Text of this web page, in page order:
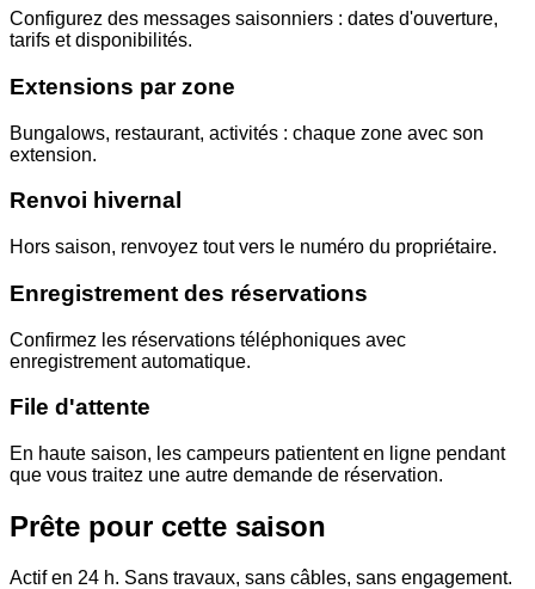
Configurez des messages saisonniers : dates d'ouverture,
tarifs et disponibilités.
Extensions par zone
Bungalows, restaurant, activités : chaque zone avec son
extension.
Renvoi hivernal
Hors saison, renvoyez tout vers le numéro du propriétaire.
Enregistrement des réservations
Confirmez les réservations téléphoniques avec
enregistrement automatique.
File d'attente
En haute saison, les campeurs patientent en ligne pendant
que vous traitez une autre demande de réservation.
Prête pour cette saison
Actif en 24 h. Sans travaux, sans câbles, sans engagement.